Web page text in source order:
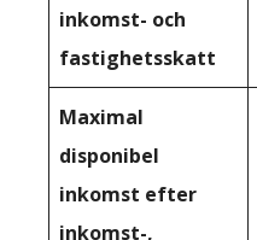
inkomst- och
fastighetsskatt
Maximal
disponibel
inkomst efter
inkomst-,